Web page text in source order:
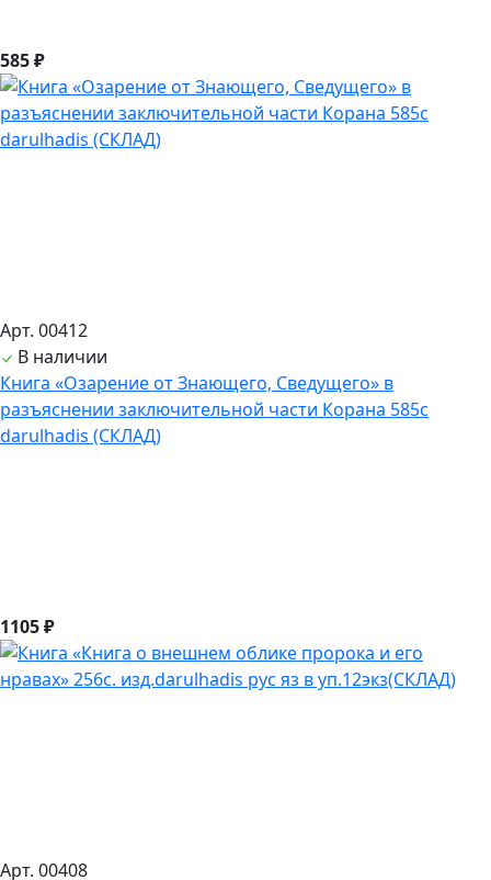
585 ₽
Арт. 00412
В наличии
Книга «Озарение от Знающего, Сведущего» в
разъяснении заключительной части Корана 585с
darulhadis (СКЛАД)
1105 ₽
Арт. 00408